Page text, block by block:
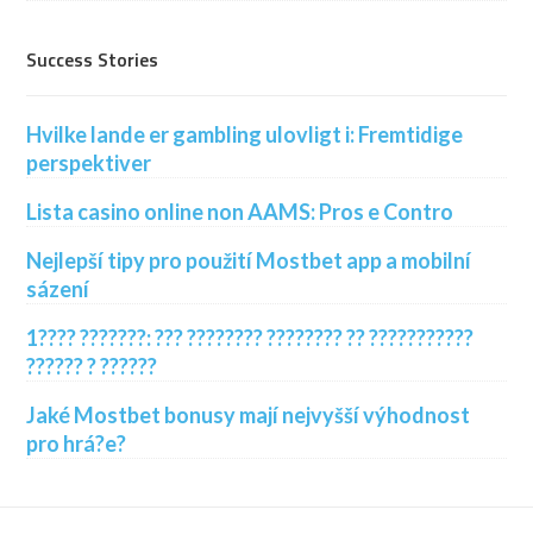
Success Stories
Hvilke lande er gambling ulovligt i: Fremtidige
perspektiver
Lista casino online non AAMS: Pros e Contro
Nejlepší tipy pro použití Mostbet app a mobilní
sázení
1???? ???????: ??? ???????? ???????? ?? ???????????
?????? ? ??????
Jaké Mostbet bonusy mají nejvyšší výhodnost
pro hrá?e?